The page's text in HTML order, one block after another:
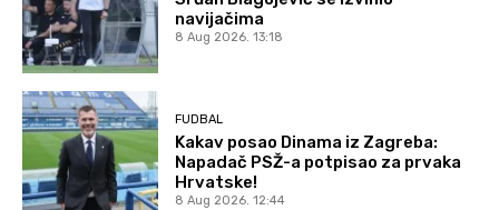
navijačima
8 Aug 2026. 13:18
FUDBAL
Kakav posao Dinama iz Zagreba:
Napadač PSŽ-a potpisao za prvaka
Hrvatske!
8 Aug 2026. 12:44